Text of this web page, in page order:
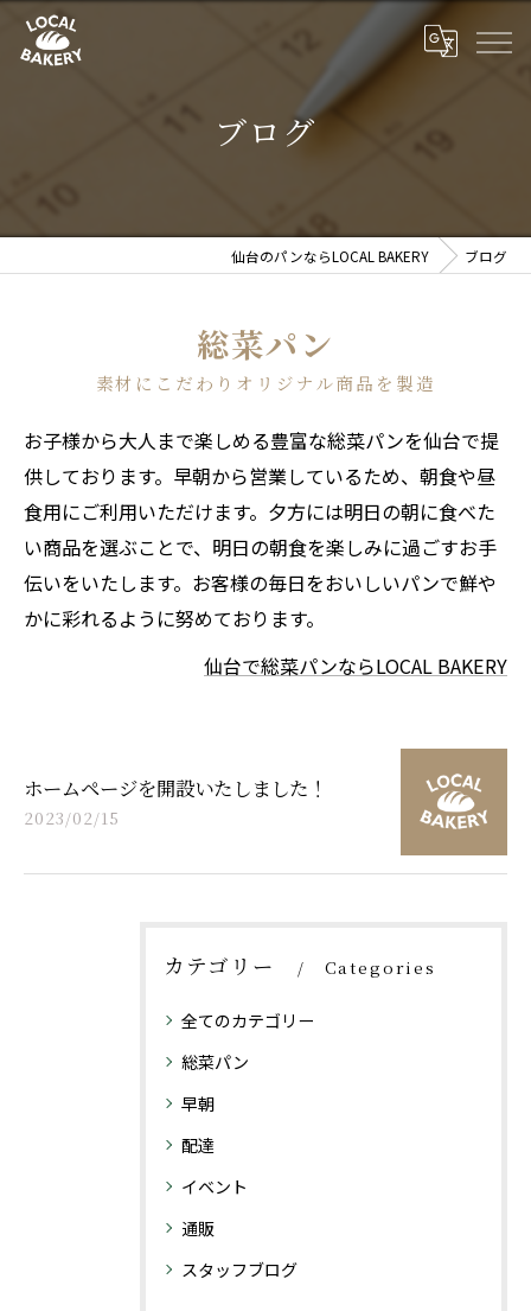
ブログ
仙台のパンならLOCAL BAKERY ブログ
総菜パン
素材にこだわりオリジナル商品を製造
お子様から大人まで楽しめる豊富な総菜パンを仙台で提
供しております。早朝から営業しているため、朝食や昼
食用にご利用いただけます。夕方には明日の朝に食べた
い商品を選ぶことで、明日の朝食を楽しみに過ごすお手
伝いをいたします。お客様の毎日をおいしいパンで鮮や
かに彩れるように努めております。
仙台で総菜パンならLOCAL BAKERY
ホームページを開設いたしました！
2023/02/15
カテゴリー Categories
全てのカテゴリー
総菜パン
早朝
配達
イベント
通販
スタッフブログ